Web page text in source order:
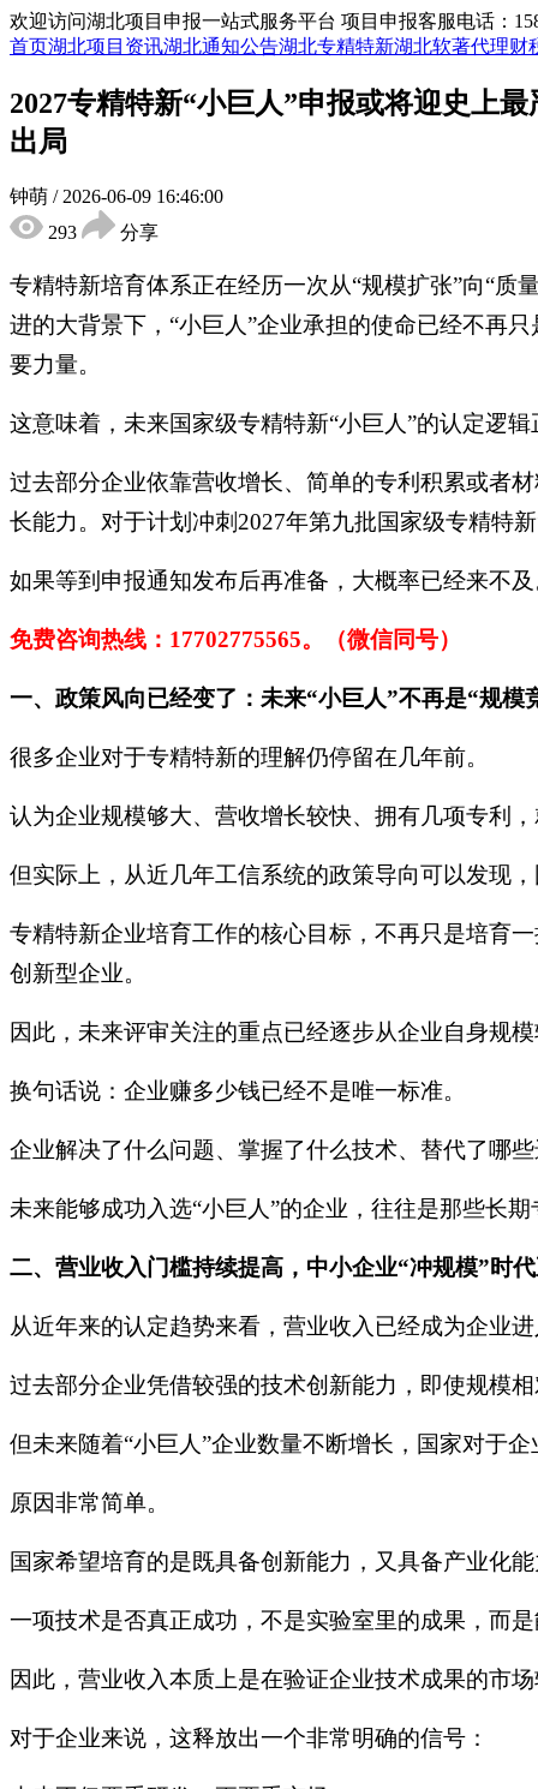
欢迎访问湖北项目申报一站式服务平台 项目申报客服电话：
首页湖北项目资讯湖北通知公告湖北专精特新湖北软著代理财
2027专精特新“小巨人”申报或将迎史上
出局
钟萌 / 2026-06-09 16:46:00
293
分享
专精特新培育体系正在经历一次从“规模扩张”向“
进的大背景下，“小巨人”企业承担的使命已经不再
要力量。
这意味着，未来国家级专精特新“小巨人”的认定逻
过去部分企业依靠营收增长、简单的专利积累或者
长能力。对于计划冲刺2027年第九批国家级专精特
如果等到申报通知发布后再准备，大概率已经来不
免费咨询热线： 17702775565。（微信同号）
一、政策风向已经变了：未来“小巨人”不再是“规模
很多企业对于专精特新的理解仍停留在几年前。
认为企业规模够大、营收增长较快、拥有几项专利
但实际上，从近几年工信系统的政策导向可以发现
专精特新企业培育工作的核心目标，不再只是培育
创新型企业。
因此，未来评审关注的重点已经逐步从企业自身规
换句话说：企业赚多少钱已经不是唯一标准。
企业解决了什么问题、掌握了什么技术、替代了哪
未来能够成功入选“小巨人”的企业，往往是那些长
二、营业收入门槛持续提高，中小企业“冲规模”时
从近年来的认定趋势来看，营业收入已经成为企业
过去部分企业凭借较强的技术创新能力，即使规模
但未来随着“小巨人”企业数量不断增长，国家对于
原因非常简单。
国家希望培育的是既具备创新能力，又具备产业化
一项技术是否真正成功，不是实验室里的成果，而
因此，营业收入本质上是在验证企业技术成果的市
对于企业来说，这释放出一个非常明确的信号：